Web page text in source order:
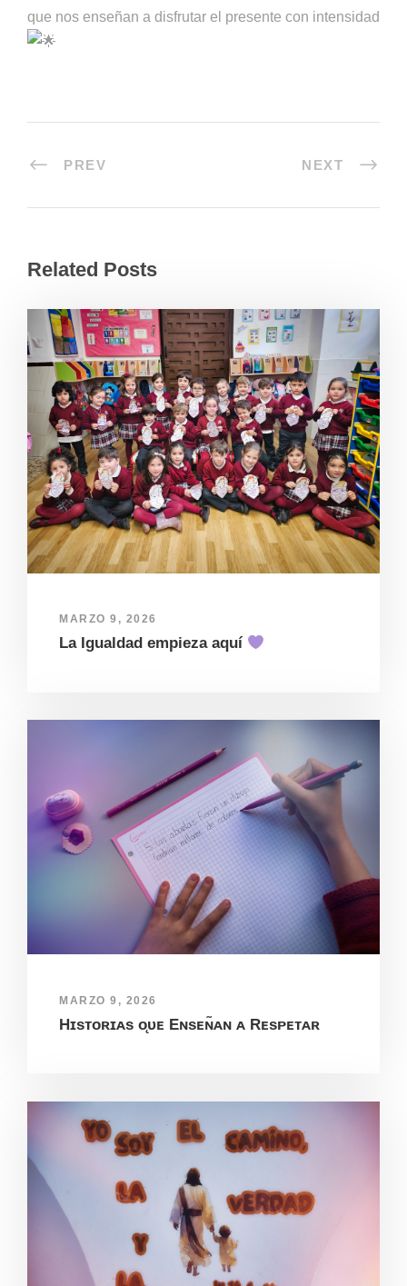
que nos enseñan a disfrutar el presente con intensidad
PREV NEXT
Related Posts
MARZO 9, 2026
La Igualdad empieza aquí
MARZO 9, 2026
Hɪsᴛᴏʀɪᴀs ᴏ̨ᴜᴇ Eɴsᴇɴ̃ᴀɴ ᴀ Rᴇsᴘᴇᴛᴀʀ